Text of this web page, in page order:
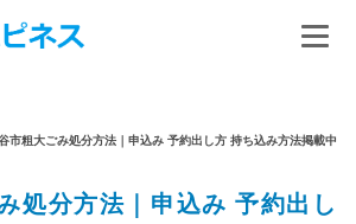
市粗大ごみ処分方法｜申込み 予約出し方 持ち込み方法掲載中
処分方法｜申込み 予約出し